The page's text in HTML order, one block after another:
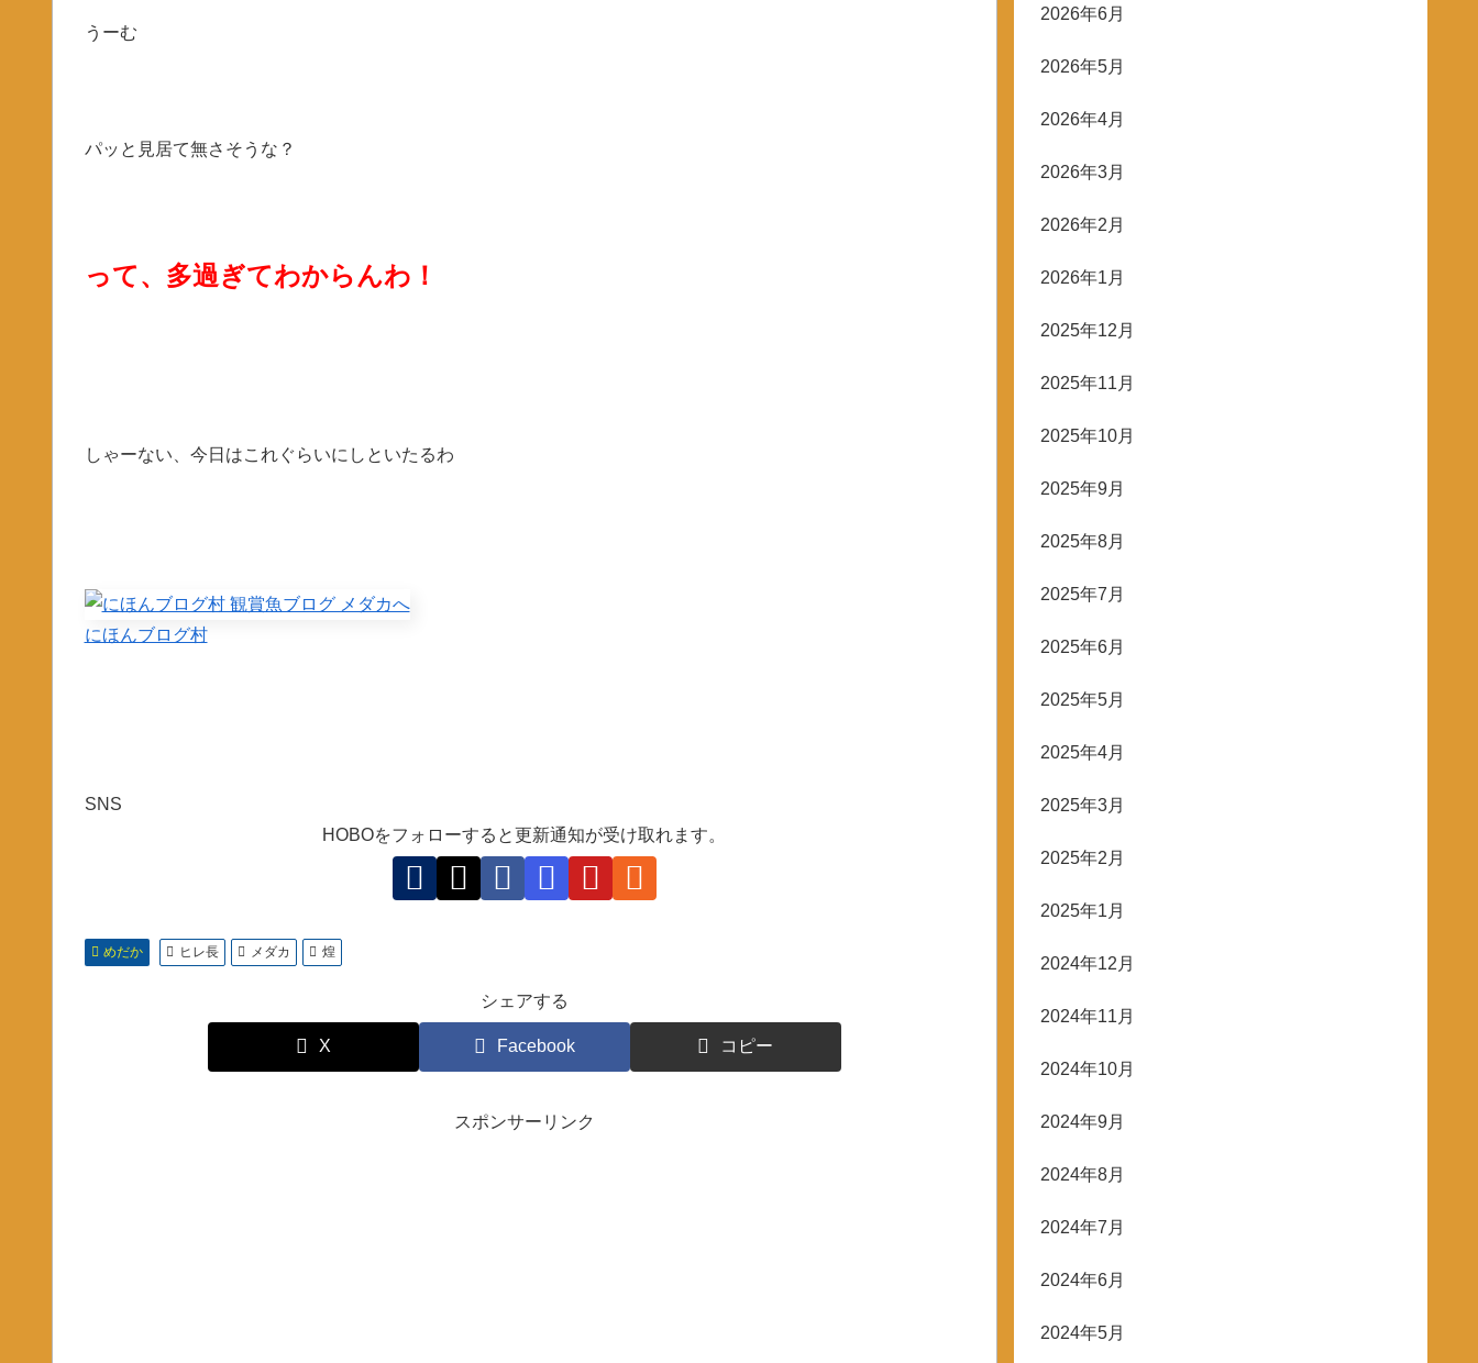
うーむ
パッと見居て無さそうな？
って、多過ぎてわからんわ！
しゃーない、今日はこれぐらいにしといたるわ
にほんブログ村
SNS
HOBOをフォローすると更新通知が受け取れます。
めだか ヒレ長 メダカ 煌
シェアする
X Facebook コピー
スポンサーリンク
2026年6月
2026年5月
2026年4月
2026年3月
2026年2月
2026年1月
2025年12月
2025年11月
2025年10月
2025年9月
2025年8月
2025年7月
2025年6月
2025年5月
2025年4月
2025年3月
2025年2月
2025年1月
2024年12月
2024年11月
2024年10月
2024年9月
2024年8月
2024年7月
2024年6月
2024年5月